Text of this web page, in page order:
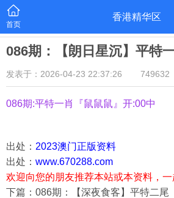
首页
香港精华区
086期：【朗日星沉】平特
发表于：2026-04-23 22:37:26 749632
086期:平特一肖『鼠鼠鼠』开:00中
出处： 2023澳门正版资料
出处： www.670288.com
欢迎向您的朋友推荐本站或本资料，一
下篇：086期：【深夜食客】平特二尾